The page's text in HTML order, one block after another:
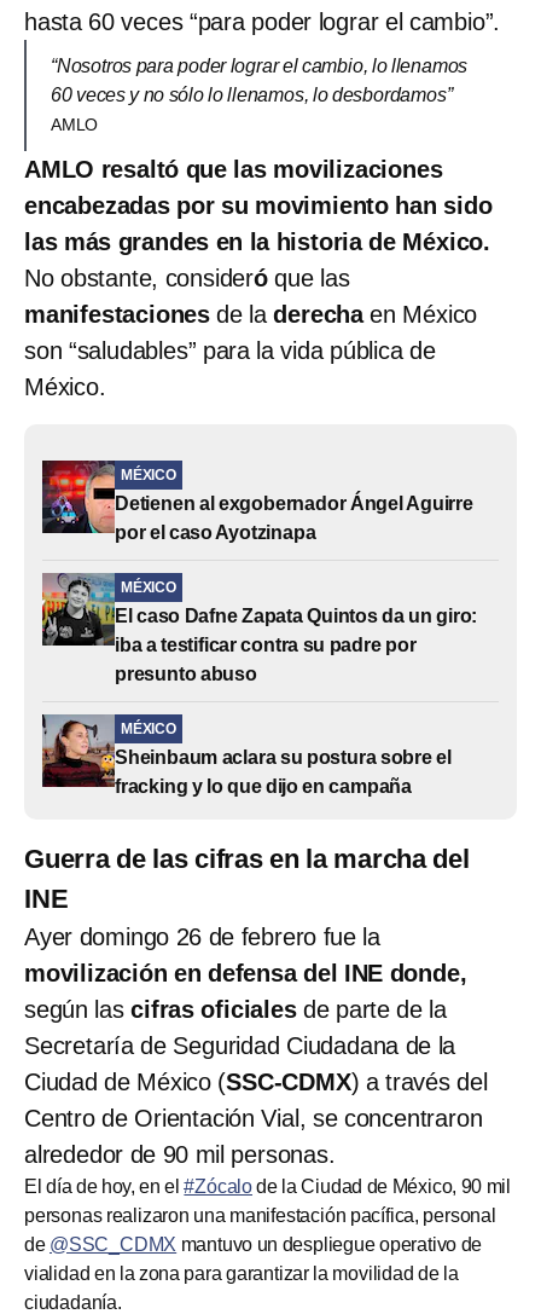
hasta 60 veces “para poder lograr el cambio”.
“Nosotros para poder lograr el cambio, lo llenamos
60 veces y no sólo lo llenamos, lo desbordamos”
AMLO
AMLO resaltó que las movilizaciones
encabezadas por su movimiento han sido
las más grandes en la historia de México.
No obstante, consideróque las
manifestaciones de laderechaen México
son “saludables” para la vida pública de
México.
MÉXICO
Detienen al exgobernador Ángel Aguirre
por el caso Ayotzinapa
MÉXICO
El caso Dafne Zapata Quintos da un giro:
iba a testificar contra su padre por
presunto abuso
MÉXICO
Sheinbaum aclara su postura sobre el
fracking y lo que dijo en campaña
Guerra de las cifras en la marcha del
INE
Ayer domingo 26 de febrero fue la
movilización en defensa del INE donde,
según lascifras oficialesde parte de la
Secretaría de Seguridad Ciudadana de la
Ciudad de México (SSC-CDMX) a través del
Centro de Orientación Vial, se concentraron
alrededor de 90 mil personas.
El día de hoy, en el#Zócalode la Ciudad de México, 90 mil
personas realizaron una manifestación pacífica, personal
de @SSC_CDMX mantuvo un despliegue operativo de
vialidad en la zona para garantizar la movilidad de la
ciudadanía.